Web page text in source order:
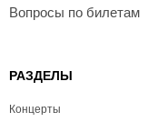
Вопросы по билетам
РАЗДЕЛЫ
Концерты